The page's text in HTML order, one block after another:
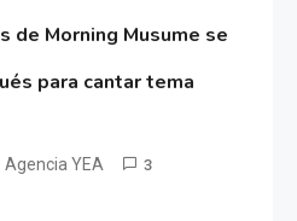
de Morning Musume se
para cantar tema
Agencia YEA 3